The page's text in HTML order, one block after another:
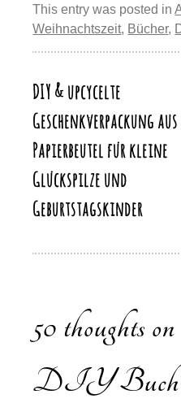
st
b
o
y
Li
k
n
This entry was posted in
Weihnachtszeit, Bücher,
DIY & upcycelte
Geschenkverpackung aus
Papierbeutel für kleine
Glückspilze und
Geburtstagskinder
50 thoughts on
DIY Buch